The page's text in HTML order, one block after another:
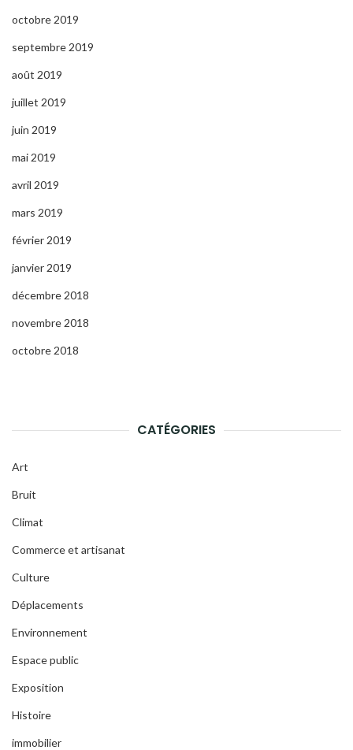
octobre 2019
septembre 2019
août 2019
juillet 2019
juin 2019
mai 2019
avril 2019
mars 2019
février 2019
janvier 2019
décembre 2018
novembre 2018
octobre 2018
CATÉGORIES
Art
Bruit
Climat
Commerce et artisanat
Culture
Déplacements
Environnement
Espace public
Exposition
Histoire
immobilier